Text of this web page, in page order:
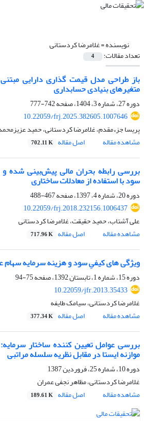
نویسنده =غلامرضا کردستانی
تعداد مقالات: 4
باز طراحی مدل قیمت گذاری دارایی
متغیرهای بنیادی حسابداری
دوره 27، شماره 3، 1404، صفحه
742-777
10.22059/frj.2025.382605.1007646
پریسا جزءمقدم، غلامرضا کردستانی، حمید
مشاهده مقاله
اصل مقاله 702.11 K
بررسی رابطه بحران مالی پیش‌بینی شده
سود با استفاده از معادلات ساختاری
دوره 20، شماره 4، 1397، صفحه
467-488
10.22059/frj.2018.232156.1006437
علی آشتاب، حمید حقیقت، غلامرضا کردستانی
مشاهده مقاله
اصل مقاله 717.96 K
ویژگی های کیفیِ سود و هزینه سرمایه سهام
دوره 15، شماره 1، تابستان 1392، صفحه
75-94
10.22059/jfr.2013.35433
غلامرضا کردستانی، سیامک طایفه
مشاهده مقاله
اصل مقاله 377.34 K
بررسی عوامل تعیین کننده ساختار
موازنه ایستا در مقابل نظریه سلسله مراتبی
دوره 10، شماره 25، فروردین 1387
غلامرضا کردستانی، مظاهر نجفی عمران
مشاهده مقاله
اصل مقاله 189.61 K